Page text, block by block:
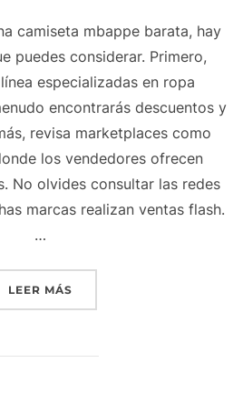
camiseta mbappe barata, hay
puedes considerar. Primero,
especializadas en ropa
encontrarás descuentos y
revisa marketplaces como
los vendedores ofrecen
No olvides consultar las redes
marcas realizan ventas flash.
…
LEER MÁS«CAMISETA MBAPPE